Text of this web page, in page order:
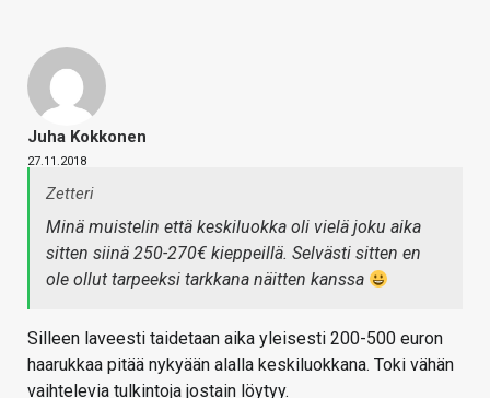
Juha Kokkonen
27.11.2018
Zetteri
Minä muistelin että keskiluokka oli vielä joku aika
sitten siinä 250-270€ kieppeillä. Selvästi sitten en
ole ollut tarpeeksi tarkkana näitten kanssa
Silleen laveesti taidetaan aika yleisesti 200-500 euron
haarukkaa pitää nykyään alalla keskiluokkana. Toki vähän
vaihtelevia tulkintoja jostain löytyy.